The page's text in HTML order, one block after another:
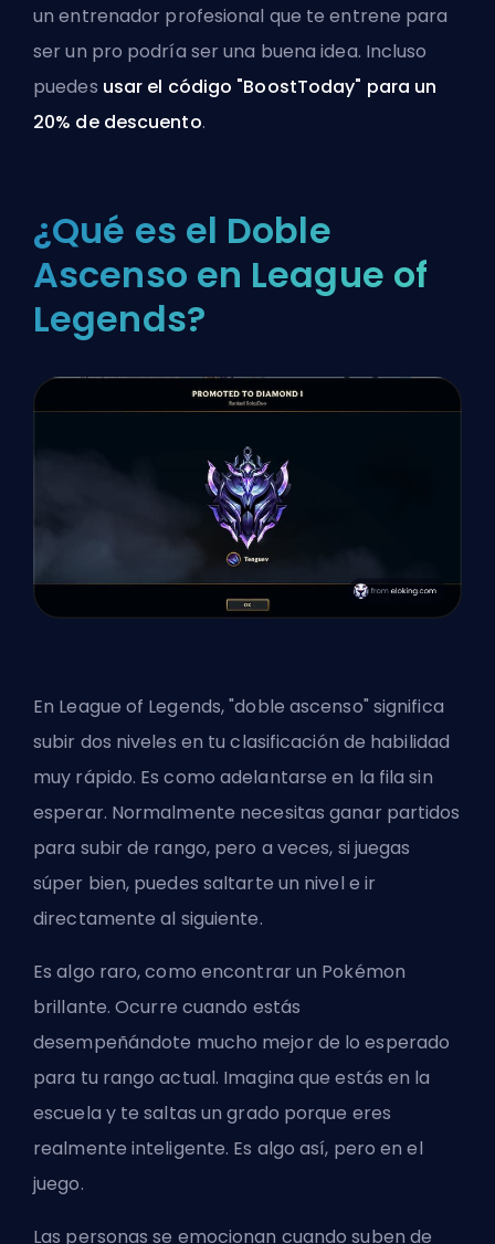
unentrenador profesional que te entrene para
ser un pro podría ser una buena idea. Incluso
puedes usar el código "BoostToday" para un
20% de descuento.
¿Qué es el Doble
Ascenso en League of
Legends?
En League of Legends, "doble ascenso" significa
subir dos niveles en tu clasificación de habilidad
muy rápido. Es como adelantarse en la fila sin
esperar. Normalmente necesitas ganar partidos
para subir de rango, pero a veces, si juegas
súper bien, puedes saltarte un nivel e ir
directamente al siguiente.
Es algo raro, como encontrar un Pokémon
brillante. Ocurre cuando estás
desempeñándote mucho mejor de lo esperado
para tu rango actual. Imagina que estás en la
escuela y te saltas un grado porque eres
realmente inteligente. Es algo así, pero en el
juego.
Las personas se emocionan cuando suben de